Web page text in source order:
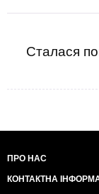
Сталася
ПРО НАС
КОНТАКТНА